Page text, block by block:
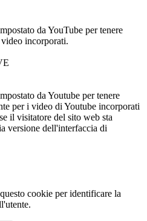
da YouTube per tenere
incorporati.
da Youtube per tenere
per i video di Youtube incorporati
il visitatore del sito web sta
versione dell'interfaccia di
cookie per identificare la